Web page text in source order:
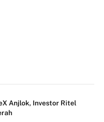
Anjlok, Investor Ritel